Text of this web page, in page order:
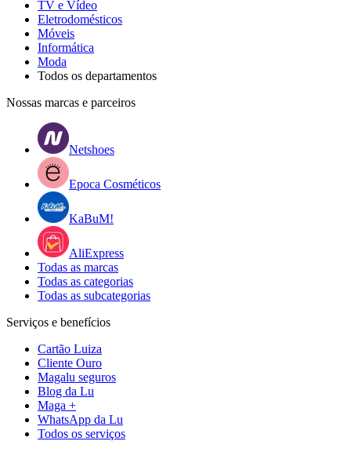
TV e Vídeo
Eletrodomésticos
Móveis
Informática
Moda
Todos os departamentos
Nossas marcas e parceiros
Netshoes
Epoca Cosméticos
KaBuM!
AliExpress
Todas as marcas
Todas as categorias
Todas as subcategorias
Serviços e benefícios
Cartão Luiza
Cliente Ouro
Magalu seguros
Blog da Lu
Maga +
WhatsApp da Lu
Todos os serviços